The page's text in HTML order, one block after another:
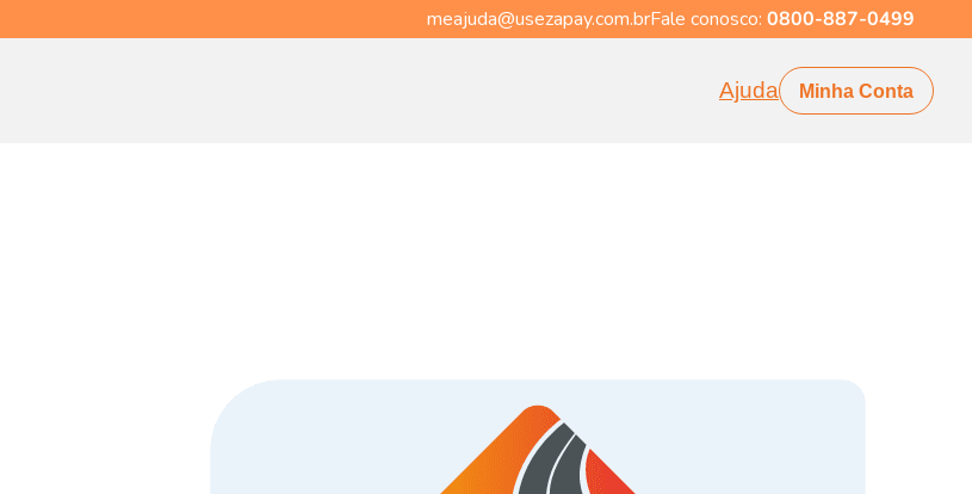
meajuda@usezapay.com.brFale conosco: 0800-887-0499
Ajuda Minha Conta